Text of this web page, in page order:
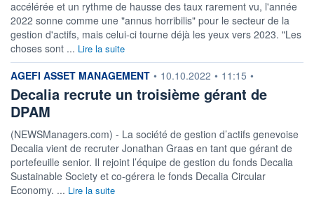
accélérée et un rythme de hausse des taux rarement vu, l'année
2022 sonne comme une "annus horribilis" pour le secteur de la
gestion d'actifs, mais celui-ci tourne déjà les yeux vers 2023. "Les
choses sont ... Lire la suite
information fournie par
AGEFI ASSET MANAGEMENT • 10.10.2022 • 11:15 •
Decalia recrute un troisième gérant de
DPAM
(NEWSManagers.com) - La société de gestion d’actifs genevoise
Decalia vient de recruter Jonathan Graas en tant que gérant de
portefeuille senior. Il rejoint l’équipe de gestion du fonds Decalia
Sustainable Society et co-gérera le fonds Decalia Circular
Economy. ... Lire la suite